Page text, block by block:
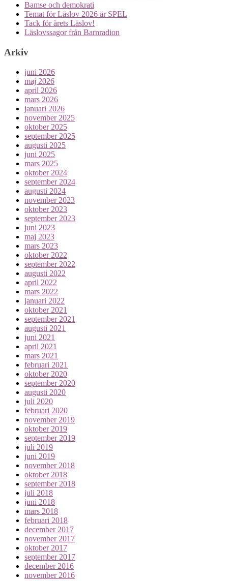
Bamse och demokrati
Temat för Läslov 2026 är SPEL
Tack för årets Läslov!
Läslovssagor från Barnradion
Arkiv
juni 2026
maj 2026
april 2026
mars 2026
januari 2026
november 2025
oktober 2025
september 2025
augusti 2025
juni 2025
mars 2025
oktober 2024
september 2024
augusti 2024
november 2023
oktober 2023
september 2023
juni 2023
maj 2023
mars 2023
oktober 2022
september 2022
augusti 2022
april 2022
mars 2022
januari 2022
oktober 2021
september 2021
augusti 2021
juni 2021
april 2021
mars 2021
februari 2021
oktober 2020
september 2020
augusti 2020
juli 2020
februari 2020
november 2019
oktober 2019
september 2019
juli 2019
juni 2019
november 2018
oktober 2018
september 2018
juli 2018
juni 2018
mars 2018
februari 2018
december 2017
november 2017
oktober 2017
september 2017
december 2016
november 2016